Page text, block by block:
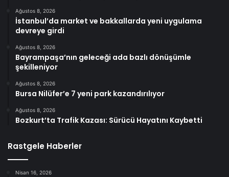
Ağustos 8, 2026
İstanbul’da market ve bakkallarda yeni uygulama
devreye girdi
Ağustos 8, 2026
Bayrampaşa’nın geleceği ada bazlı dönüşümle
şekilleniyor
Ağustos 8, 2026
Bursa Nilüfer’e 7 yeni park kazandırılıyor
Ağustos 8, 2026
Bozkurt’ta Trafik Kazası: Sürücü Hayatını Kaybetti
Rastgele Haberler
Nisan 16, 2026